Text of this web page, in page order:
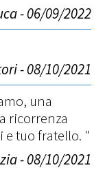
- 06/09/2022
- 08/10/2021
una
ricorrenza
tuo fratello. "
- 08/10/2021